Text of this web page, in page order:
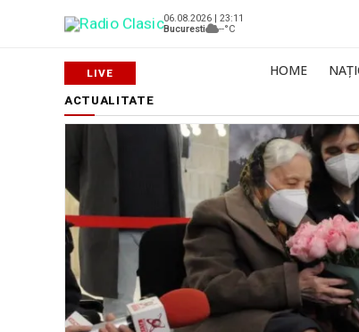
06.08.2026 | 23:11
Bucuresti
--°C
HOME
ACTUALITATE